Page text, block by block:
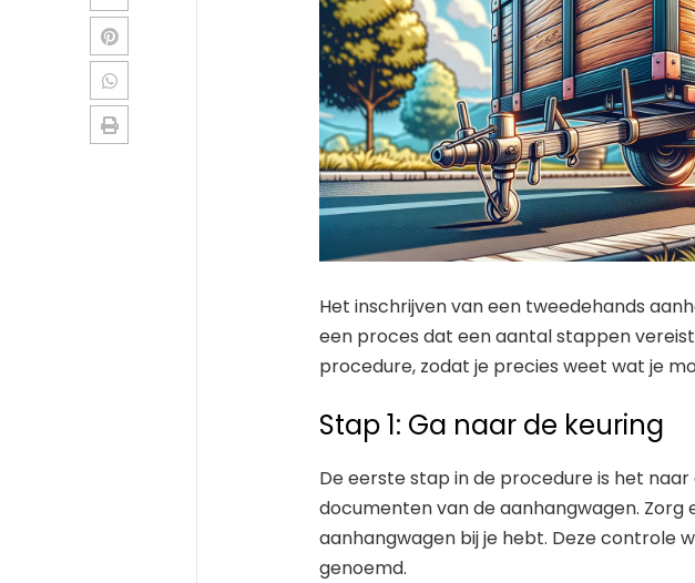
Het inschrijven van een tweedehands
een proces dat een aantal stappen
procedure, zodat je precies weet wat je
Stap 1: Ga naar de keuring
De eerste stap in de procedure is het
documenten van de aanhangwagen.
aanhangwagen bij je hebt. Deze controle
genoemd.